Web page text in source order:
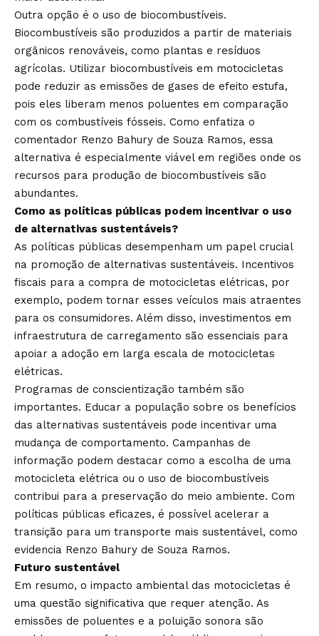
Outra opção é o uso de biocombustíveis.
Biocombustíveis são produzidos a partir de materiais
orgânicos renováveis, como plantas e resíduos
agrícolas. Utilizar biocombustíveis em motocicletas
pode reduzir as emissões de gases de efeito estufa,
pois eles liberam menos poluentes em comparação
com os combustíveis fósseis. Como enfatiza o
comentador Renzo Bahury de Souza Ramos, essa
alternativa é especialmente viável em regiões onde os
recursos para produção de biocombustíveis são
abundantes.
Como as políticas públicas podem incentivar o uso
de alternativas sustentáveis?
As políticas públicas desempenham um papel crucial
na promoção de alternativas sustentáveis. Incentivos
fiscais para a compra de motocicletas elétricas, por
exemplo, podem tornar esses veículos mais atraentes
para os consumidores. Além disso, investimentos em
infraestrutura de carregamento são essenciais para
apoiar a adoção em larga escala de motocicletas
elétricas.
Programas de conscientização também são
importantes. Educar a população sobre os benefícios
das alternativas sustentáveis pode incentivar uma
mudança de comportamento. Campanhas de
informação podem destacar como a escolha de uma
motocicleta elétrica ou o uso de biocombustíveis
contribui para a preservação do meio ambiente. Com
políticas públicas eficazes, é possível acelerar a
transição para um transporte mais sustentável, como
evidencia Renzo Bahury de Souza Ramos.
Futuro sustentável
Em resumo, o impacto ambiental das motocicletas é
uma questão significativa que requer atenção. As
emissões de poluentes e a poluição sonora são